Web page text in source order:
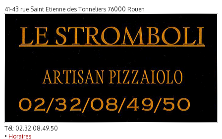
41-43 rue Saint Etienne des Tonneliers 76000 Rouen
Tél: 02.32.08.49.50
• Horaires